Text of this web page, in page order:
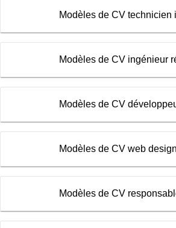
Modèles de CV technicien
Modèles de CV ingénieur
Modèles de CV
Modèles de CV web
Modèles de CV